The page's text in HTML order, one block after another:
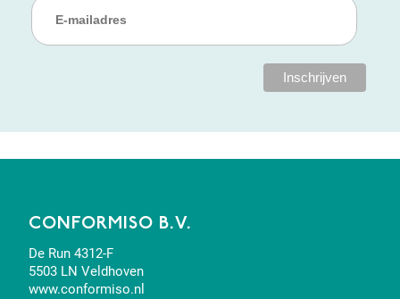
CONFORMISO B.V.
De Run 4312-F
5503 LN Veldhoven
www.conformiso.nl